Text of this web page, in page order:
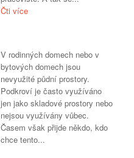
Čti více
V rodinných domech nebo v
bytových domech jsou
nevyužité půdní prostory.
Podkroví je často využíváno
jen jako skladové prostory nebo
nejsou využívány vůbec.
Časem však přijde někdo, kdo
chce tento...